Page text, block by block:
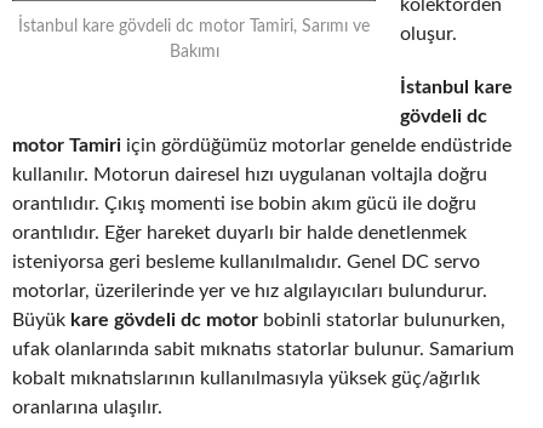
İstanbul kare gövdeli dc motor Tamiri, Sarımı ve
Bakımı
kolektörden
oluşur.
İstanbul kare
gövdeli dc
motor Tamiri için gördüğümüz motorlar genelde endüstride
kullanılır. Motorun dairesel hızı uygulanan voltajla doğru
orantılıdır. Çıkış momenti ise bobin akım gücü ile doğru
orantılıdır. Eğer hareket duyarlı bir halde denetlenmek
isteniyorsa geri besleme kullanılmalıdır. Genel DC servo
motorlar, üzerilerinde yer ve hız algılayıcıları bulundurur.
Büyük kare gövdeli dc motor bobinli statorlar bulunurken,
ufak olanlarında sabit mıknatıs statorlar bulunur. Samarium
kobalt mıknatıslarının kullanılmasıyla yüksek güç/ağırlık
oranlarına ulaşılır.